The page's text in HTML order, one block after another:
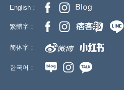
English：
繁體字：
简体字：
한국어：